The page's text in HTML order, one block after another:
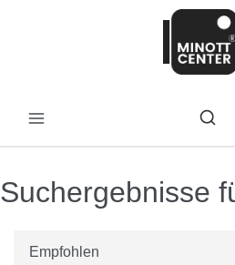
Suchergebnisse